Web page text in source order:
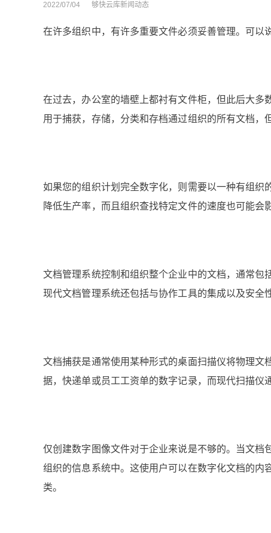
2022/07/04 够快云库新闻动态
在许多组织中，有许多重要文件必须妥善管理。可以
在过去，办公室的墙壁上都衬有文件柜，但此后大
用于捕获，存储，分类和存档通过组织的所有文档，
如果您的组织计划完全数字化，则需要以一种有组
降低生产率，而且组织查找特定文件的速度也可能会
文档管理系统控制和组织整个企业中的文档，通常包
现代文档管理系统还包括与协作工具的集成以及安全
文档捕获是通常使用某种形式的桌面扫描仪将物理
据，快递单或员工工资单的数字记录，而现代扫描仪
仅创建数字图像文件对于企业来说是不够的。当文档
组织的信息系统中。这使用户可以在数字化文档的
类。